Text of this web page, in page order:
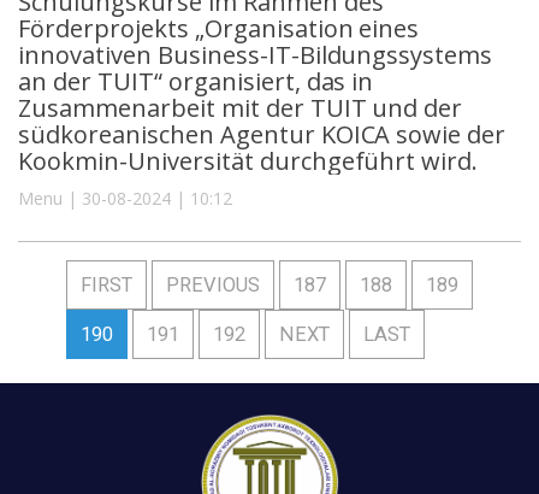
Förderprojekts „Organisation eines
innovativen Business-IT-Bildungssystems
an der TUIT“ organisiert, das in
Zusammenarbeit mit der TUIT und der
südkoreanischen Agentur KOICA sowie der
Kookmin-Universität durchgeführt wird.
Menu | 30-08-2024 | 10:12
FIRST PREVIOUS 187 188 189
190 191 192 NEXT LAST